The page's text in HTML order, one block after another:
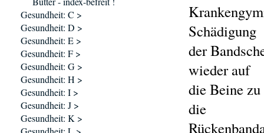
Schädigung
der
wieder auf
die Beine
die
Gesundheit: C >
Gesundheit: D >
Gesundheit: E >
Gesundheit: F >
Gesundheit: G >
Gesundheit: H >
Gesundheit: I >
Gesundheit: J >
Gesundheit: K >